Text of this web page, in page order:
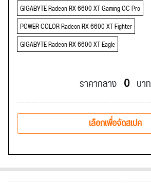
GIGABYTE Radeon RX 6600 XT Gaming OC Pro
POWER COLOR Radeon RX 6600 XT Fighter
GIGABYTE Radeon RX 6600 XT Eagle
ราคากลาง 0 บาท
เลือกเพื่อจัดสเปค